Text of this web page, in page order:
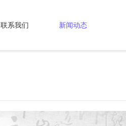
联系我们 新闻动态